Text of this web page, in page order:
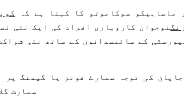
ماساہیکو سوکاموتو کا کہنا ہے کہ
نوجوان کاروباری افراد کی ایک نئی
کے سائنسدانوں کے ساتھ نئی
کی توجہ سمارٹ فونز یا گیمنگ پر
سمارٹ